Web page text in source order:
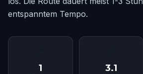
entspanntem Tempo.
1 3.1